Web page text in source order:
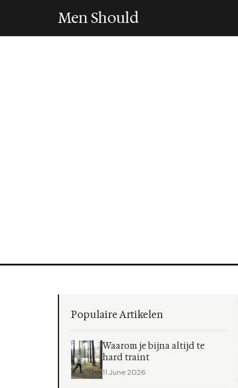
Men Should
Populaire Artikelen
Waarom je bijna altijd te
hard traint
11 June 2026